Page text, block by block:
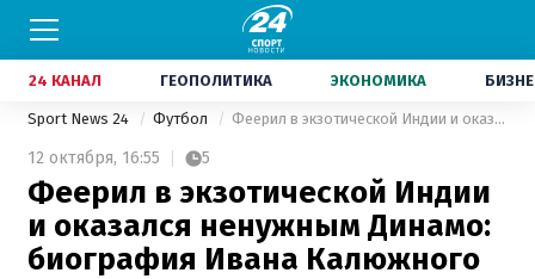
24 КАНАЛ ГЕОПОЛИТИКА ЭКОНОМИКА
Sport News 24 Футбол Феерил в экзотической Индии и оказался ненужным Динамо: биография Ивана Калюжного
12 октября, 16:55 5
Феерил в экзотической Индии
и оказался ненужным Динамо:
биография Ивана Калюжного